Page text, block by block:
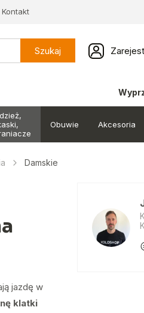
Kontakt
Szukaj
Obuwie Akcesoria
Damskie
jazdę w
klatki